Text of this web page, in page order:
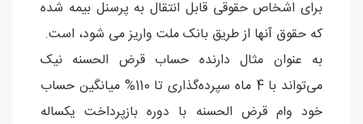
برای اشخاص حقوقی قابل انتقال به پرسنل بیمه شده
که حقوق آنها از طریق بانک ملت واریز می شود، است.
به عنوان مثال دارنده حساب قرض الحسنه نیک
می‌تواند با 4 ماه سپرده‌گذاری تا 110% میانگین حساب
خود وام قرض الحسنه با دوره بازپرداخت یکساله